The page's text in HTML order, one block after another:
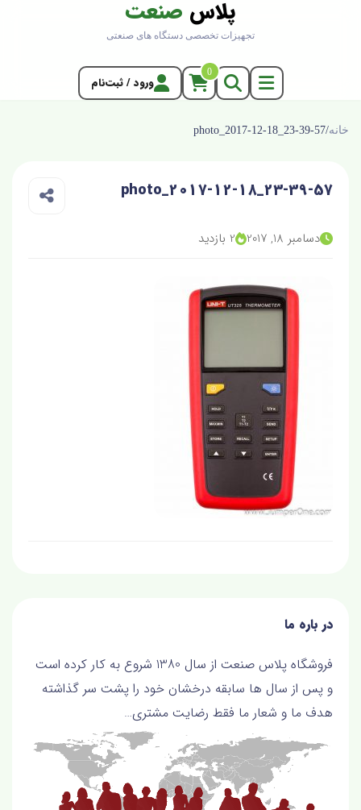
پلاس صنعت
تجهیزات تخصصی دستگاه های صنعتی
0
ورود / ثبت‌نام
خانه/
photo_2017-12-18_23-39-57
photo_2017-12-18_23-39-57
دسامبر 18, 2017 2 بازدید
در باره ما
فروشگاه پلاس صنعت از سال 1380 شروع به کار کرده است
و پس از سال ها سابقه درخشان خود را پشت سر گذاشته
هدف ما و شعار ما فقط رضايت مشتري…